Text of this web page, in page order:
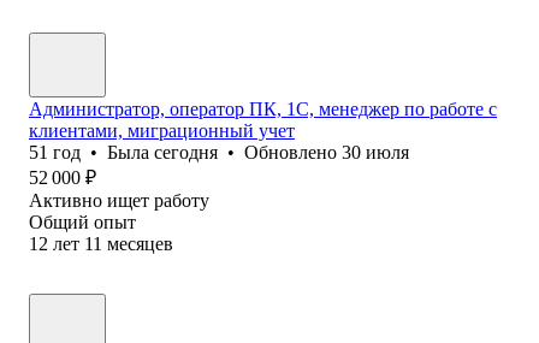
Администратор, оператор ПК, 1С, менеджер по работе с
клиентами, миграционный учет
51 год • Была сегодня • Обновлено 30 июля
52 000 ₽
Активно ищет работу
Общий опыт
12 лет 11 месяцев